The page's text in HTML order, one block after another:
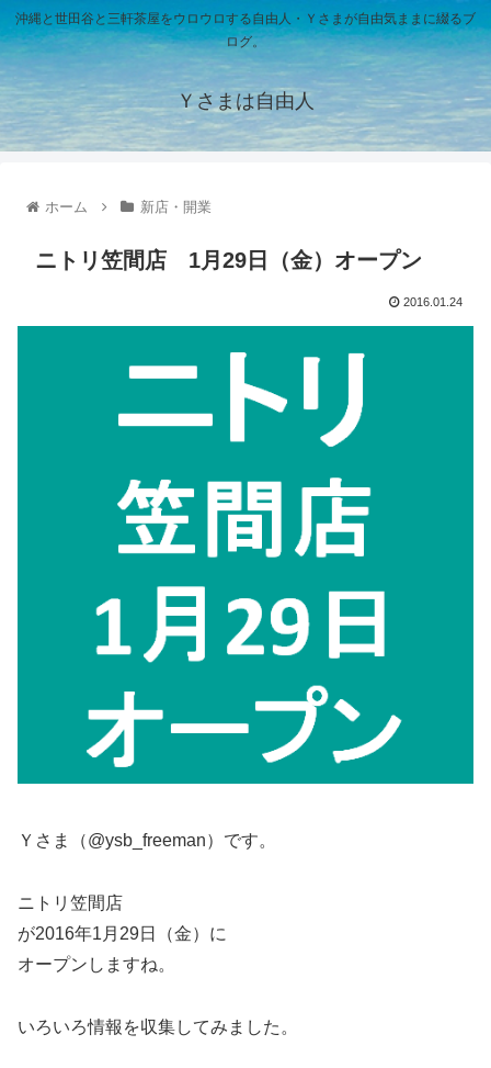
沖縄と世田谷と三軒茶屋をウロウロする自由人・Ｙさまが自由気ままに綴るブ
ログ。
Ｙさまは自由人
ホーム 新店・開業
ニトリ笠間店 1月29日（金）オープン
2016.01.24
Ｙさま（@ysb_freeman）です。
ニトリ笠間店
が2016年1月29日（金）に
オープンしますね。
いろいろ情報を収集してみました。